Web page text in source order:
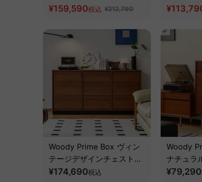
キャビネット
¥159,590税込 ¥212,790
然ツゲ材
Woody Prime Box ヴィン
テージデザインチェスト
【高級天然ツゲ材】
¥174,690税込
Woody
ナチュラ
【高級天
¥79,290